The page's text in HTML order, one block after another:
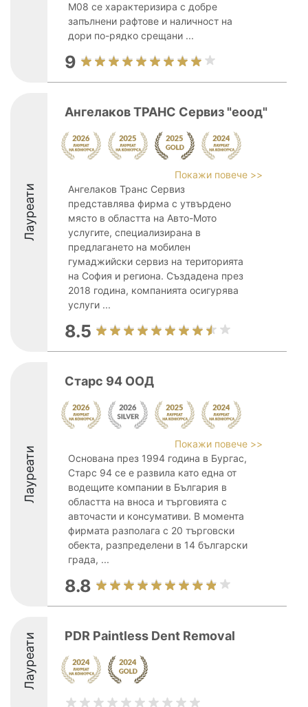
М08 се характеризира с добре
запълнени рафтове и наличност на
дори по-рядко срещани ...
9
Лауреати
Ангелаков ТРАНС Сервиз "еоод"
Покажи повече >>
Ангелаков Транс Сервиз
представлява фирма с утвърдено
място в областта на Авто-Мото
услугите, специализирана в
предлагането на мобилен
гумаджийски сервиз на територията
на София и региона. Създадена през
2018 година, компанията осигурява
услуги ...
8.5
Лауреати
Старс 94 ООД
Покажи повече >>
Основана през 1994 година в Бургас,
Старс 94 се е развила като една от
водещите компании в България в
областта на вноса и търговията с
авточасти и консумативи. В момента
фирмата разполага с 20 търговски
обекта, разпределени в 14 български
града, ...
8.8
Лауреати PDR Paintless Dent Removal